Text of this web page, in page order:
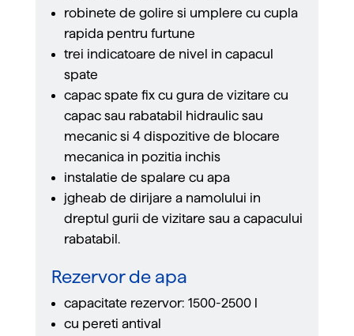
robinete de golire si umplere cu cupla
rapida pentru furtune
trei indicatoare de nivel in capacul
spate
capac spate ﬁx cu gura de vizitare cu
capac sau rabatabil hidraulic sau
mecanic si 4 dispozitive de blocare
mecanica in pozitia inchis
instalatie de spalare cu apa
jgheab de dirijare a namolului in
dreptul gurii de vizitare sau a capacului
rabatabil.
Rezervor de apa
capacitate rezervor: 1500-2500 l
cu pereti antival